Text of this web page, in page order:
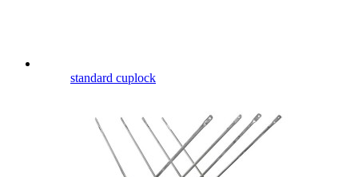
standard cuplock